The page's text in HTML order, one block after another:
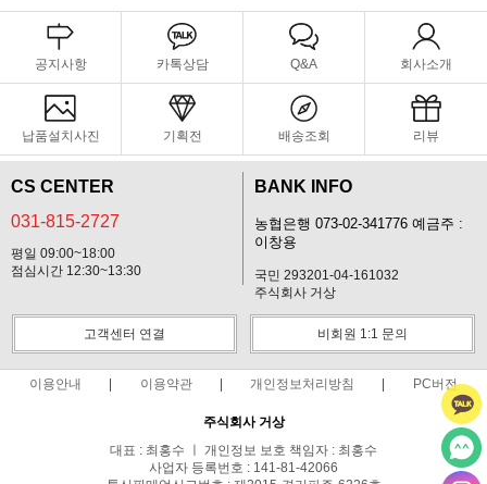
공지사항 카톡상담 Q&A 회사소개
납품설치사진 기획전 배송조회 리뷰
CS CENTER
031-815-2727
평일 09:00~18:00
점심시간 12:30~13:30
BANK INFO
농협은행 073-02-341776 예금주 :
이창용
국민 293201-04-161032
주식회사 거상
고객센터 연결 비회원 1:1 문의
이용안내 이용약관 개인정보처리방침 PC버전
주식회사 거상
대표 : 최홍수 ㅣ 개인정보 보호 책임자 : 최홍수
사업자 등록번호 : 141-81-42066